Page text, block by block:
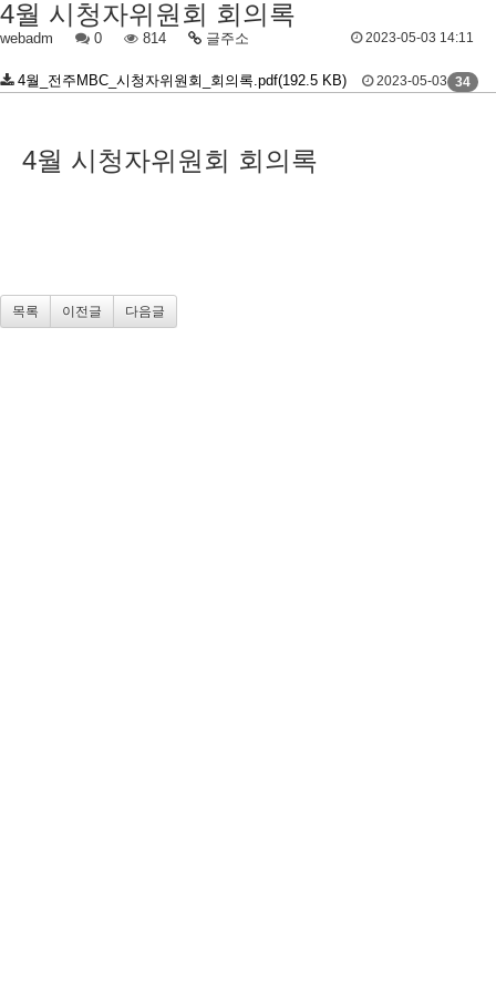
4월 시청자위원회 회의록
webadm 0 814 글주소 2023-05-03 14:11
4월_전주MBC_시청자위원회_회의록.pdf(192.5 KB) 2023-05-03 34
4월 시청자위원회 회의록
목록 이전글 다음글